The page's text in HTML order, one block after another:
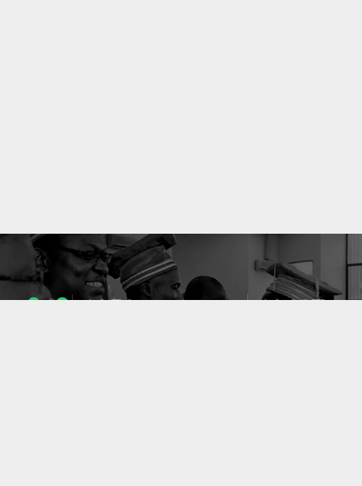
1053 10637